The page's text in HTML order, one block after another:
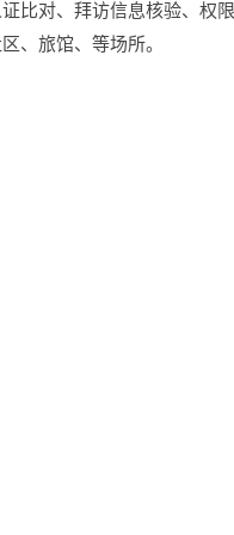
比对、拜访信息核验、权
、旅馆、等场所。